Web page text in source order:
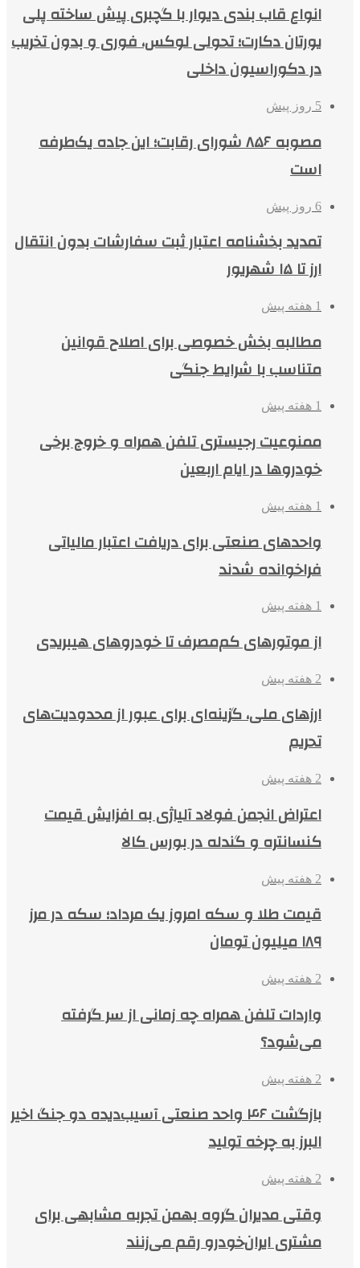
انواع قاب بندی دیوار با گچبری پیش ساخته پلی
یورتان دکارت؛ تحولی لوکس، فوری و بدون تخریب
در دکوراسیون داخلی
5 روز پیش
مصوبه ۸۵۶ شورای رقابت؛ این جاده یک‌طرفه
است
6 روز پیش
تمدید بخشنامه اعتبار ثبت سفارشات بدون انتقال
ارز تا ۱۵ شهریور
1 هفته پیش
مطالبه بخش خصوصی برای اصلاح قوانین
متناسب با شرایط جنگی
1 هفته پیش
ممنوعیت رجیستری تلفن همراه و خروج برخی
خودروها در ایام اربعین
1 هفته پیش
واحدهای صنعتی برای دریافت اعتبار مالیاتی
فراخوانده شدند
1 هفته پیش
از موتورهای کم‌مصرف تا خودروهای هیبریدی
2 هفته پیش
ارزهای ملی، گزینه‌ای برای عبور از محدودیت‌های
تحریم
2 هفته پیش
اعتراض انجمن فولاد آلیاژی به افزایش قیمت
کنسانتره و گندله در بورس کالا
2 هفته پیش
قیمت طلا و سکه امروز یک مرداد؛ سکه در مرز
۱۸۹ میلیون تومان
2 هفته پیش
واردات تلفن همراه چه زمانی از سر گرفته
می‌شود؟
2 هفته پیش
بازگشت ۴۶ واحد صنعتی آسیب‌دیده دو جنگ اخیر
البرز به چرخه تولید
2 هفته پیش
وقتی مدیران گروه بهمن تجربه مشابهی برای
مشتری ایران‌خودرو رقم می‌زنند